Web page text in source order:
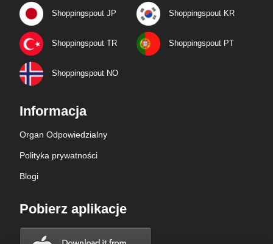
Shoppingspout JP Shoppingspout KR
Shoppingspout TR Shoppingspout PT
Shoppingspout NO
Informacja
Organ Odpowiedzialny
Polityka prywatności
Blogi
Pobierz aplikacje